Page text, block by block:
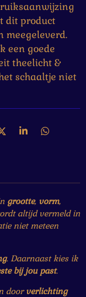
dit product
meegeleverd.
een goede
theelicht &
schaaltje niet
D
S
D
grootte, vorm,
altijd vermeld in
niet meteen
. Daarnaast kies ik
bij jou past.
doorverlichting